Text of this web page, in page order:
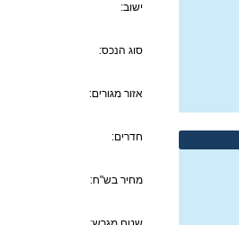
ישוב:
סוג הנכס:
אזור מגורים:
חדרים:
מחיר בש"ח: